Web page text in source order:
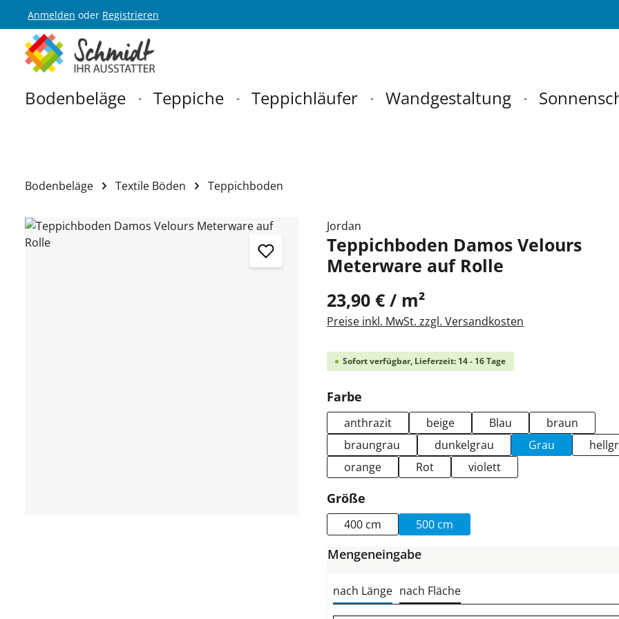
Hauptnavigation springen
Anmelden oder Registrieren
Bodenbeläge Teppiche Teppichläufer Wandgestaltung
Bodenbeläge Textile Böden Teppichboden
Bildergalerie überspringen Jordan
Teppichboden Damos Velours
Meterware auf Rolle
23,90 € / m²
Preise inkl. MwSt. zzgl. Versandkosten
Sofort verfügbar, Lieferzeit: 14 - 16 Tage
Farbe
anthrazit beige Blau
braun
braungrau
dunkelgrau Grau
orange
Rot violett
Größe
400 cm 500 cm
Mengeneingabe
nach Länge nach Fläche